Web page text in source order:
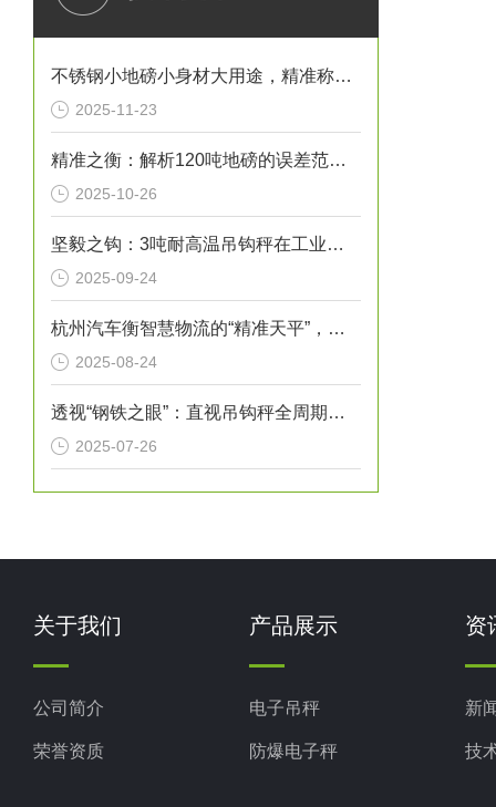
不锈钢小地磅小身材大用途，精准称重的“全能选手”
2025-11-23
精准之衡：解析120吨地磅的误差范围与管理实践
2025-10-26
坚毅之钩：3吨耐高温吊钩秤在工业热环境下的特性
2025-09-24
杭州汽车衡智慧物流的“精准天平”，赋能城市经济高质量发展
2025-08-24
透视“钢铁之眼”：直视吊钩秤全周期检验维护指南
2025-07-26
关于我们
公司简介
荣誉资质
产品展示
电子吊秤
防爆电子秤
资
新
技